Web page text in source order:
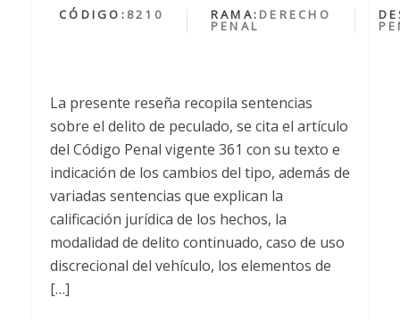
CÓDIGO: 8210 RAMA: DERECHO
PENAL
La presente reseña recopila sentencias
sobre el delito de peculado, se cita el artículo
del Código Penal vigente 361 con su texto e
indicación de los cambios del tipo, además de
variadas sentencias que explican la
calificación jurídica de los hechos, la
modalidad de delito continuado, caso de uso
discrecional del vehículo, los elementos de
[…]